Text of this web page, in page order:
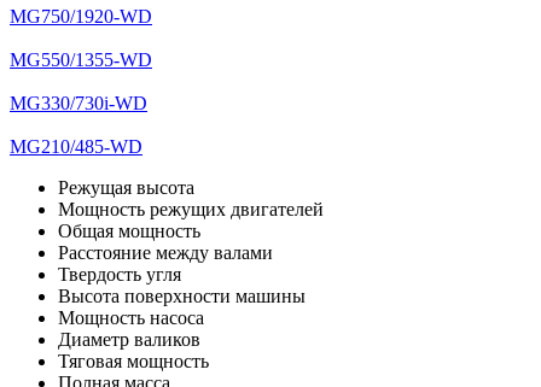
MG750/1920-WD
MG550/1355-WD
MG330/730i-WD
MG210/485-WD
Режущая высота
Мощность режущих двигателей
Общая мощность
Расстояние между валами
Твердость угля
Высота поверхности машины
Мощность насоса
Диаметр валиков
Тяговая мощность
Полная масса